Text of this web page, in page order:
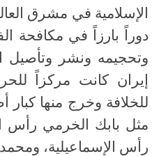
الإسلامية في مشرق
دوراً بارزاً في مكافحة
وتحجيمه ونشر وتأصيل
إيران كانت مركزاً
للخلافة وخرج منها كبار
مثل بابك الخرمي رأس
رأس الإسماعيلية،